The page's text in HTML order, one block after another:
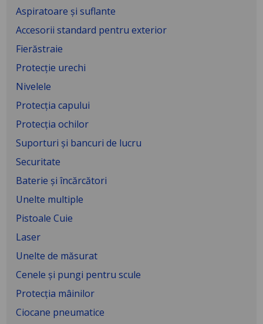
Aspiratoare și suflante
Accesorii standard pentru exterior
Fierăstraie
Protecție urechi
Nivelele
Protecția capului
Protecția ochilor
Suporturi și bancuri de lucru
Securitate
Baterie și încărcători
Unelte multiple
Pistoale Cuie
Laser
Unelte de măsurat
Cenele și pungi pentru scule
Protecția mâinilor
Ciocane pneumatice